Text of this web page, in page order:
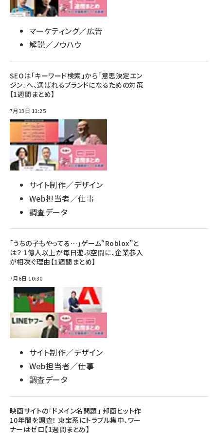
マーケティング／広告
解説／ノウハウ
SEOは「キーワード検索」から「意思決定エン
ジン」へ、選ばれるブランドになるための対策
【1週間まとめ】
7月13日 11:25
サイト制作／デザイン
Web担当者／仕事
調査データ
「うちの子もやってる…」ゲーム“Roblox”と
は？ 1億人以上が毎日遊ぶ空間に、企業参入
が相次ぐ理由【1週間まとめ】
7月6日 10:30
サイト制作／デザイン
Web担当者／仕事
調査データ
映画サイトの「ドメイン名問題」 邦画ヒット作
10年間を調査！ 東宝系にトラブル集中、ワー
ナーはゼロ【1週間まとめ】